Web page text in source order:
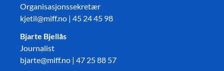
Organisasjonssekretær
kjetil@miff.no | 45 24 45 98
Bjarte Bjellås
Journalist
bjarte@miff.no | 47 25 88 57